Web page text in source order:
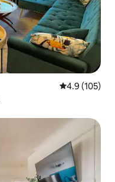
평점 4.9점(5
4.9 (105)